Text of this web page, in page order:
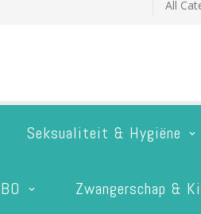
Seksualiteit & Hygiëne
Zwangerschap &